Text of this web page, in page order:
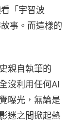
「宇智波
事。而這樣的
親自執筆的
沒利用任何AI
曝光，無論是
迷之間掀起熱